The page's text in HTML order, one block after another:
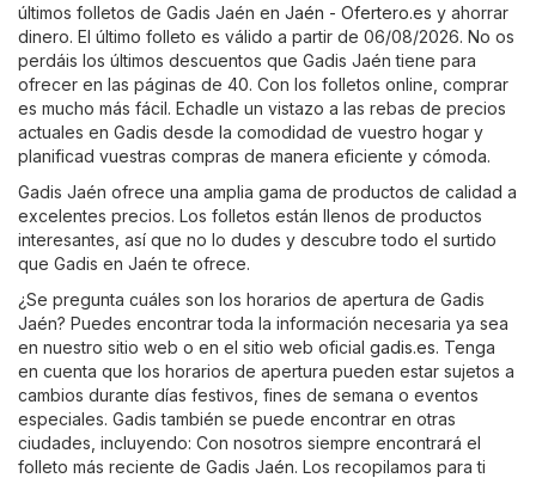
últimos folletos de Gadis Jaén en Jaén - Ofertero.es y ahorrar
dinero. El último folleto es válido a partir de 06/08/2026. No os
perdáis los últimos descuentos que Gadis Jaén tiene para
ofrecer en las páginas de 40. Con los folletos online, comprar
es mucho más fácil. Echadle un vistazo a las rebas de precios
actuales en Gadis desde la comodidad de vuestro hogar y
planificad vuestras compras de manera eficiente y cómoda.
Gadis Jaén ofrece una amplia gama de productos de calidad a
excelentes precios. Los folletos están llenos de productos
interesantes, así que no lo dudes y descubre todo el surtido
que Gadis en Jaén te ofrece.
¿Se pregunta cuáles son los horarios de apertura de Gadis
Jaén? Puedes encontrar toda la información necesaria ya sea
en nuestro sitio web o en el sitio web oficial gadis.es. Tenga
en cuenta que los horarios de apertura pueden estar sujetos a
cambios durante días festivos, fines de semana o eventos
especiales. Gadis también se puede encontrar en otras
ciudades, incluyendo: Con nosotros siempre encontrará el
folleto más reciente de Gadis Jaén. Los recopilamos para ti